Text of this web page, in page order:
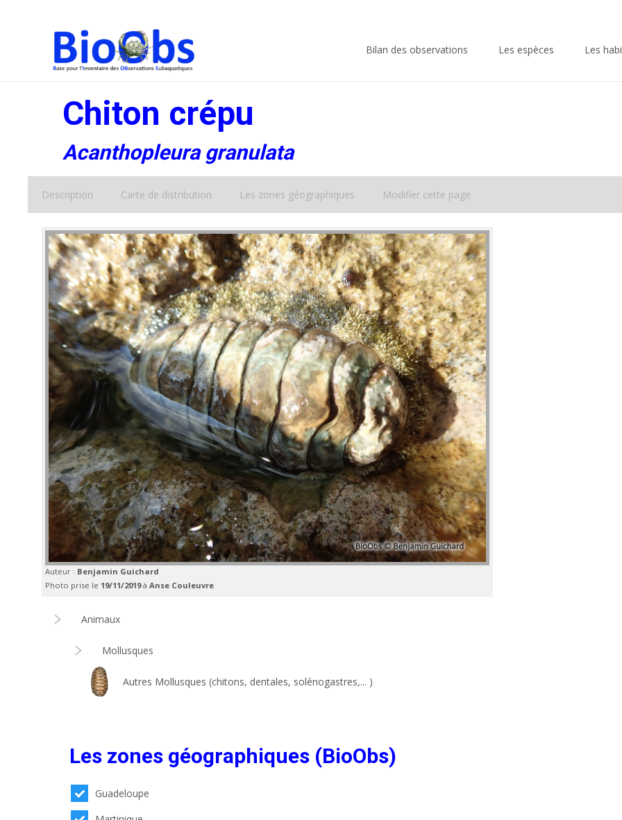
Bilan des observations Les espèces Les
Chiton crépu
Acanthopleura granulata
Description Carte de distribution Les zones géographiques Modifier cette page
Auteur : Benjamin Guichard
Photo prise le 19/11/2019à Anse Couleuvre
Animaux
Mollusques
Autres Mollusques (chitons, dentales, solénogastres,... )
Les zones géographiques (BioObs)
Guadeloupe